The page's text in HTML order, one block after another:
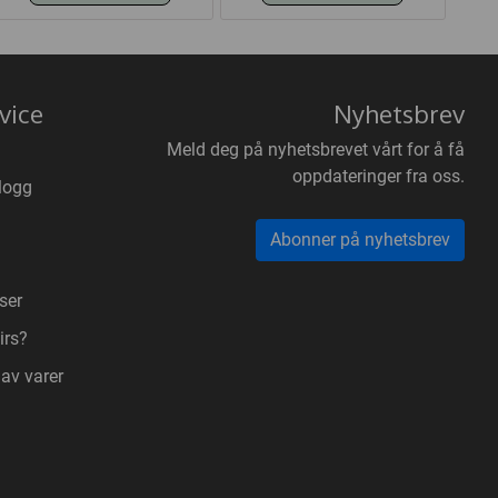
varer
Nyhetsbrev
Meld deg på nyhetsbrevet vårt for å få
oppdateringer fra oss.
Abonner på nyhetsbrev